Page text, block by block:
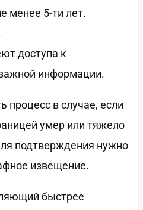
менее 5-ти лет.
доступа к
информации.
процесс в случае, если
умер или тяжело
подтверждения нужно
извещение.
быстрее